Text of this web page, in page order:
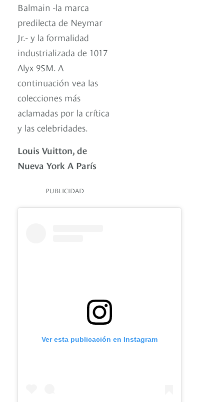
Balmain -la marca
predilecta de Neymar
Jr.- y la formalidad
industrializada de 1017
Alyx 9SM. A
continuación vea las
colecciones más
aclamadas por la crítica
y las celebridades.
Louis Vuitton, de
Nueva York A París
PUBLICIDAD
Ver esta publicación en Instagram